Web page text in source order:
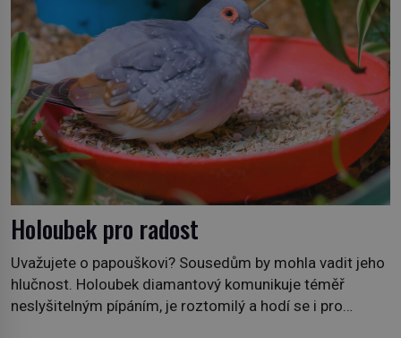
Holoubek pro radost
Uvažujete o papouškovi? Sousedům by mohla vadit jeho
hlučnost. Holoubek diamantový komunikuje téměř
neslyšitelným pípáním, je roztomilý a hodí se i pro